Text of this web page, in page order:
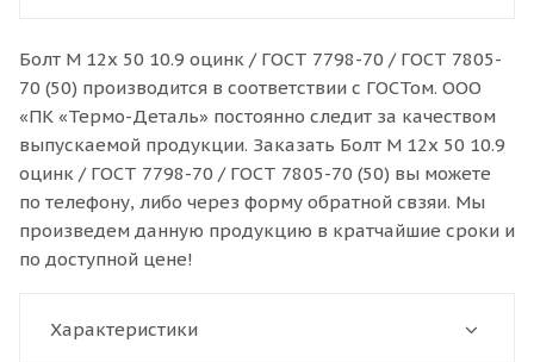
Болт M 12x 50 10.9 оцинк / ГОСТ 7798-70 / ГОСТ 7805-
70 (50) производится в соответствии с ГОСТом. ООО
«ПК «Термо-Деталь» постоянно следит за качеством
выпускаемой продукции. Заказать Болт M 12x 50 10.9
оцинк / ГОСТ 7798-70 / ГОСТ 7805-70 (50) вы можете
по телефону, либо через форму обратной свзяи. Мы
произведем данную продукцию в кратчайшие сроки и
по доступной цене!
Характеристики